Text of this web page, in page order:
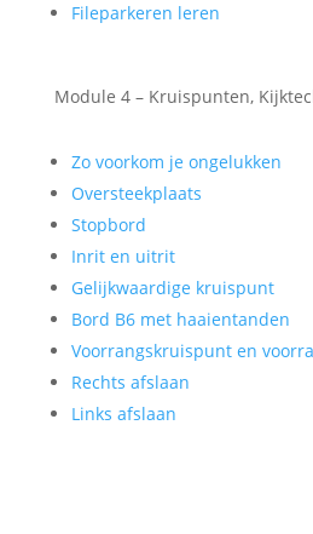
Fileparkeren leren
Module 4 – Kruispunten,
Zo voorkom je ongelukken
Oversteekplaats
Stopbord
Inrit en uitrit
Gelijkwaardige kruispunt
Bord B6 met haaientanden
Voorrangskruispunt en
Rechts afslaan
Links afslaan